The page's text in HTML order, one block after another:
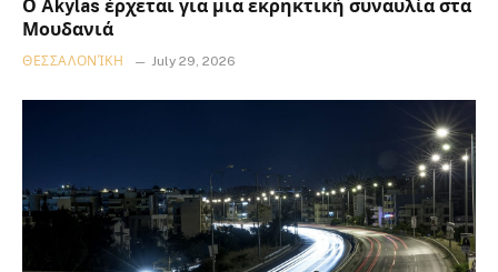
Ο Akylas έρχεται για μια εκρηκτική συναυλία στα
Μουδανιά
ΘΕΣΣΑΛΟΝΊΚΗ July 29, 2026